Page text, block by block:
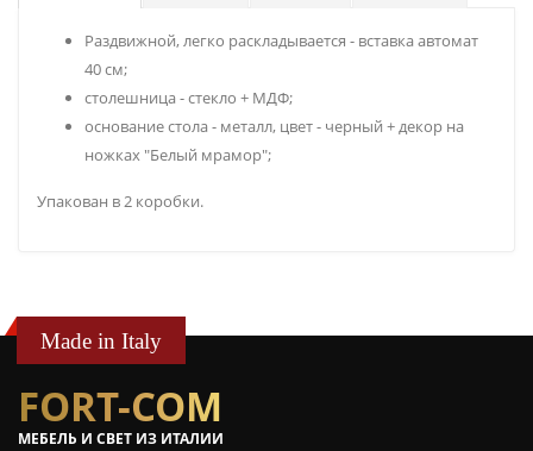
Раздвижной, легко раскладывается - вставка автомат
40 см;
столешница - стекло + МДФ;
основание стола - металл, цвет - черный + декор на
ножках "Белый мрамор";
Упакован в 2 коробки.
Made in Italy
FORT-COM
МЕБЕЛЬ И СВЕТ ИЗ ИТАЛИИ